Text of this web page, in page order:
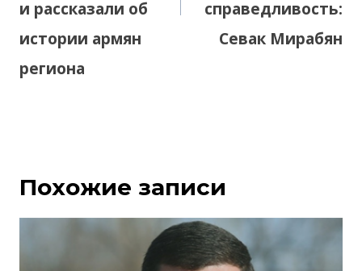
и рассказали об
истории армян
региона
справедливость:
Севак Мирабян
Похожие записи